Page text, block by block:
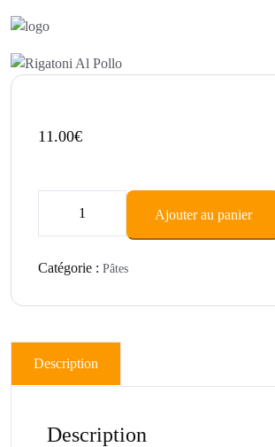
11.00€
Al
Ajouter au panier
Catégorie : Pâtes
Description
Description